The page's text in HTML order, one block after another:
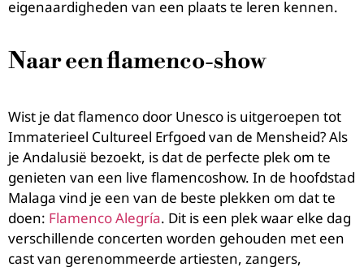
eigenaardigheden van een plaats te leren kennen.
Naar een flamenco-show
Wist je dat flamenco door Unesco is uitgeroepen tot
Immaterieel Cultureel Erfgoed van de Mensheid? Als
je Andalusië bezoekt, is dat de perfecte plek om te
genieten van een live flamencoshow. In de hoofdstad
Malaga vind je een van de beste plekken om dat te
doen: Flamenco Alegría. Dit is een plek waar elke dag
verschillende concerten worden gehouden met een
cast van gerenommeerde artiesten, zangers,